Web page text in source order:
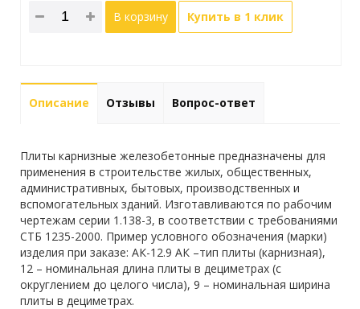
В корзину Купить в 1 клик
Описание Отзывы Вопрос-ответ
Плиты карнизные железобетонные предназначены для
применения в строительстве жилых, общественных,
административных, бытовых, производственных и
вспомогательных зданий. Изготавливаются по рабочим
чертежам серии 1.138-3, в соответствии с требованиями
СТБ 1235-2000. Пример условного обозначения (марки)
изделия при заказе: АК-12.9 АК –тип плиты (карнизная),
12 – номинальная длина плиты в дециметрах (с
округлением до целого числа), 9 – номинальная ширина
плиты в дециметрах.